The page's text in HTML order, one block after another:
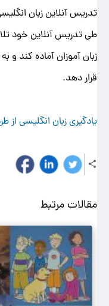
تدریس آنلاین زبان
طی تدریس آنلاین خود
زبان آموزان آماده کند و
قرار دهد.
یادگیری زبان انگلیسی از
مقالات مرتبط